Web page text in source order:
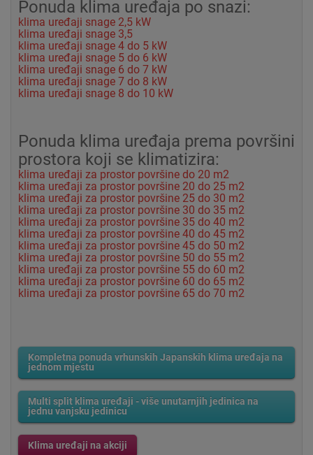
Ponuda klima uređaja po snazi:
klima uređaji snage 2,5 kW
klima uređaji snage 3,5
klima uređaji snage 4 do 5 kW
klima uređaji snage 5 do 6 kW
klima uređaji snage 6 do 7 kW
klima uređaji snage 7 do 8 kW
klima uređaji snage 8 do 10 kW
Ponuda klima uređaja prema površini
prostora koji se klimatizira:
klima uređaji za prostor površine do 20 m2
klima uređaji za prostor površine 20 do 25 m2
klima uređaji za prostor površine 25 do 30 m2
klima uređaji za prostor površine 30 do 35 m2
klima uređaji za prostor površine 35 do 40 m2
klima uređaji za prostor površine 40 do 45 m2
klima uređaji za prostor površine 45 do 50 m2
klima uređaji za prostor površine 50 do 55 m2
klima uređaji za prostor površine 55 do 60 m2
klima uređaji za prostor površine 60 do 65 m2
klima uređaji za prostor površine 65 do 70 m2
Kompletna ponuda vrhunskih Japanskih klima uređaja na
jednom mjestu
Multi split klima uređaji - više unutarnjih jedinica na
jednu vanjsku jedinicu
Klima uređaji na akciji